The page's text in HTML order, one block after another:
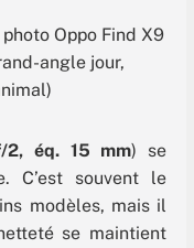
2, éq. 15 mm) se
C’est souvent le
modèles, mais il
se maintient